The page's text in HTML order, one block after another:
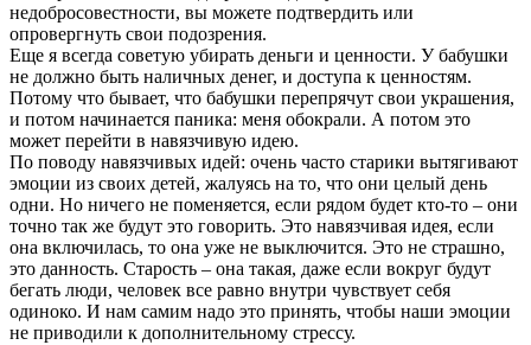
недобросовестности, вы можете подтвердить или
опровергнуть свои подозрения.
Еще я всегда советую убирать деньги и ценности. У бабушки
не должно быть наличных денег, и доступа к ценностям.
Потому что бывает, что бабушки перепрячут свои украшения,
и потом начинается паника: меня обокрали. А потом это
может перейти в навязчивую идею.
По поводу навязчивых идей: очень часто старики вытягивают
эмоции из своих детей, жалуясь на то, что они целый день
одни. Но ничего не поменяется, если рядом будет кто-то – они
точно так же будут это говорить. Это навязчивая идея, если
она включилась, то она уже не выключится. Это не страшно,
это данность. Старость – она такая, даже если вокруг будут
бегать люди, человек все равно внутри чувствует себя
одиноко. И нам самим надо это принять, чтобы наши эмоции
не приводили к дополнительному стрессу.